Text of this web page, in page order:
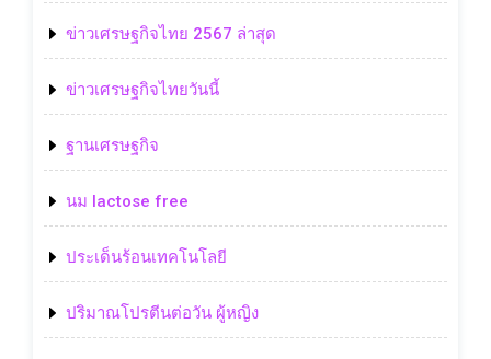
ข่าวเศรษฐกิจไทย 2567 ล่าสุด
ข่าวเศรษฐกิจไทยวันนี้
ฐานเศรษฐกิจ
นม lactose free
ประเด็นร้อนเทคโนโลยี
ปริมาณโปรตีนต่อวัน ผู้หญิง